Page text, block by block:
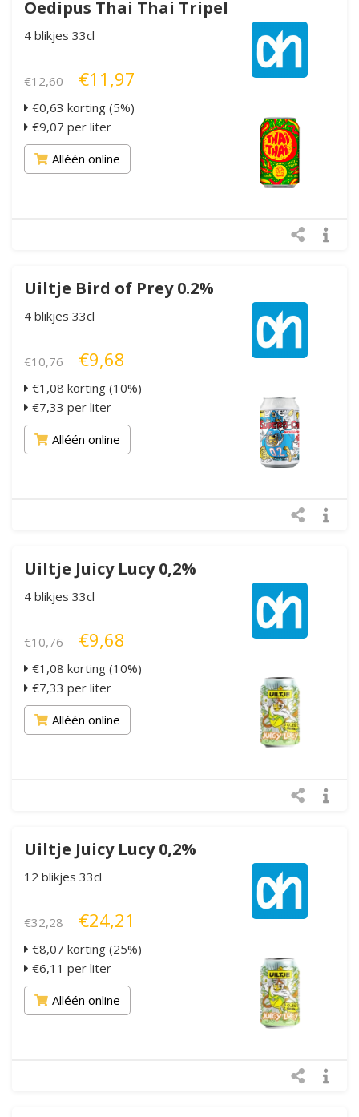
Oedipus Thai Thai Tripel
4 blikjes 33cl
€12,60 €11,97
€0,63 korting (5%)
€9,07 per liter
Alléén online
Uiltje Bird of Prey 0.2%
4 blikjes 33cl
€10,76 €9,68
€1,08 korting (10%)
€7,33 per liter
Alléén online
Uiltje Juicy Lucy 0,2%
4 blikjes 33cl
€10,76 €9,68
€1,08 korting (10%)
€7,33 per liter
Alléén online
Uiltje Juicy Lucy 0,2%
12 blikjes 33cl
€32,28 €24,21
€8,07 korting (25%)
€6,11 per liter
Alléén online